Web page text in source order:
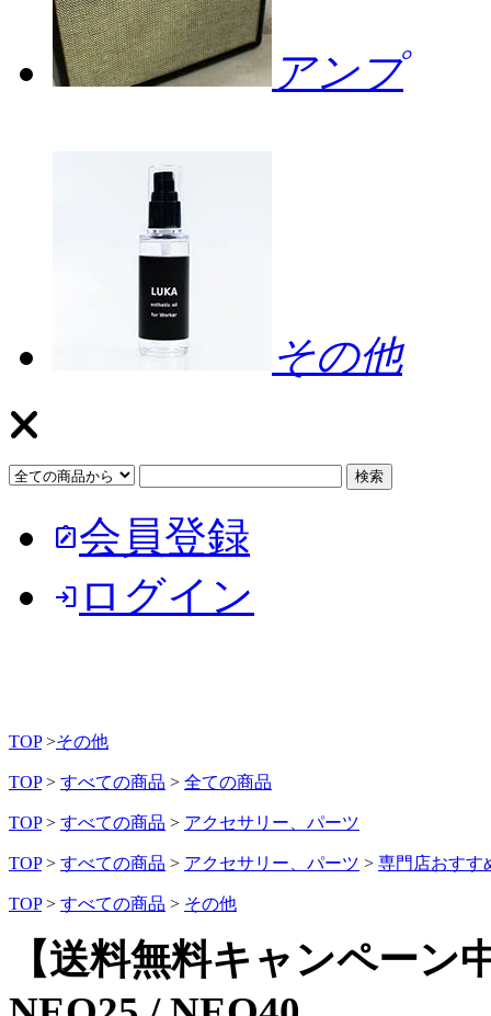
アンプ
その他
note_alt会員登録
login ログイン
TOP >その他
TOP > すべての商品 > 全ての商品
TOP > すべての商品 > アクセサリー、パーツ
TOP > すべての商品 > アクセサリー、パーツ > 専門店おすす
TOP > すべての商品 > その他
【送料無料キャンペーン